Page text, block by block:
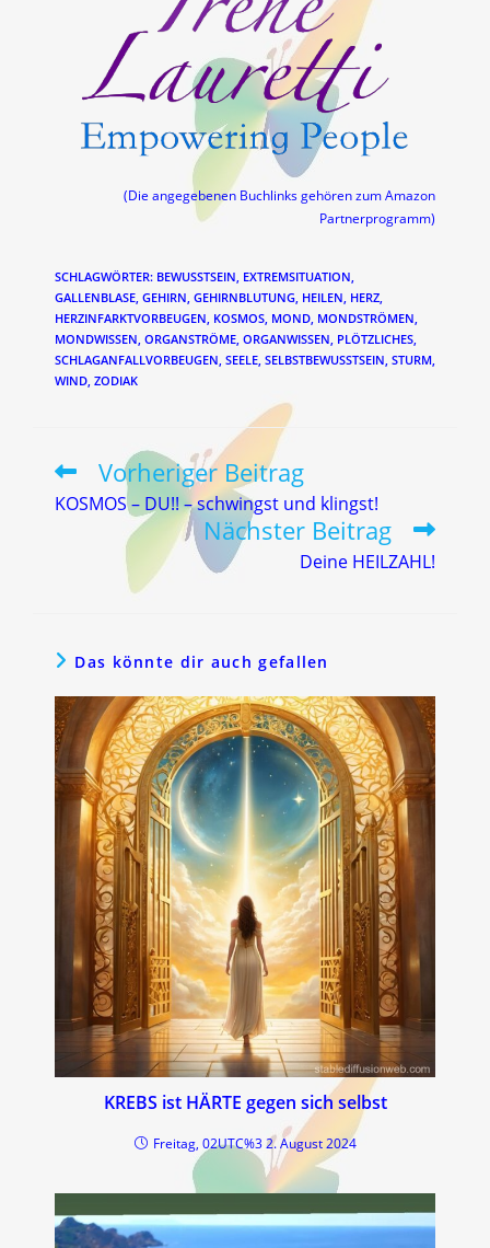
(Die angegebenen Buchlinks gehören zum Amazon
Partnerprogramm)
SCHLAGWÖRTER: BEWUSSTSEIN, EXTREMSITUATION,
GALLENBLASE, GEHIRN, GEHIRNBLUTUNG, HEILEN, HERZ,
HERZINFARKTVORBEUGEN, KOSMOS, MOND, MONDSTRÖMEN,
MONDWISSEN, ORGANSTRÖME, ORGANWISSEN, PLÖTZLICHES,
SCHLAGANFALLVORBEUGEN, SEELE, SELBSTBEWUSSTSEIN, STURM,
WIND, ZODIAK
Weitere
ansehen
Vorheriger Beitrag
KOSMOS – DU!! – schwingst und klingst!
Nächster Beitrag
Deine HEILZAHL!
Das könnte dir auch gefallen
KREBS ist HÄRTE gegen sich selbst
Freitag, 02UTC%3 2. August 2024